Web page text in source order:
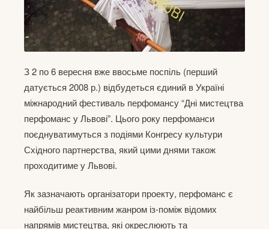
З 2 по 6 вересня вже ввосьме поспіль (перший
датується 2008 р.) відбудеться єдиний в Україні
міжнародний фестиваль перфомансу “Дні мистецтва
перфоманс у Львові”. Цього року перфоманси
поєднуватимуться з подіями Конгресу культури
Східного партнерства, який цими днями також
проходитиме у Львові.
Як зазначають організатори проекту, перфоманс є
найбільш реактивним жанром із-поміж відомих
напрямів мистецтва, які окреслюють та